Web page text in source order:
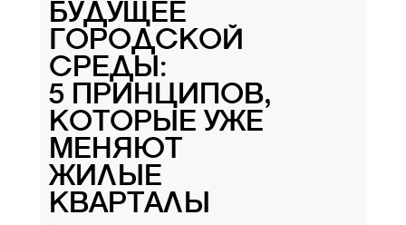
БУДУЩЕЕ
ГОРОДСКОЙ
СРЕДЫ:
5 ПРИНЦИПОВ,
КОТОРЫЕ УЖЕ
МЕНЯЮТ
ЖИЛЫЕ
КВАРТАЛЫ